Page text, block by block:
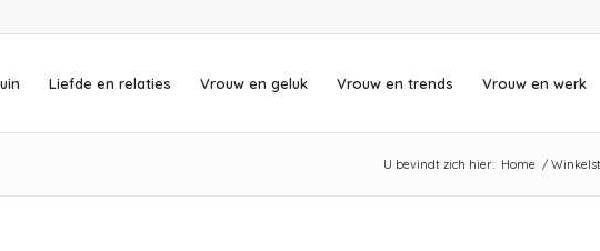
Liefde en relaties Vrouw en geluk Vrouw en trends Vrouw en werk
U bevindt zich hier: Home /